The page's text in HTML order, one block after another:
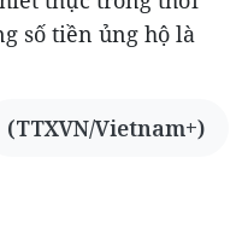
số tiền ủng hộ là
(TTXVN/Vietnam+)